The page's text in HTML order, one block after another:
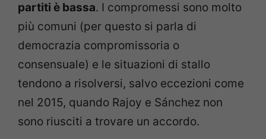
partiti è bassa. I compromessi sono molto
più comuni (per questo si parla di
democrazia compromissoria o
consensuale) e le situazioni di stallo
tendono a risolversi, salvo eccezioni come
nel 2015, quando Rajoy e Sánchez non
sono riusciti a trovare un accordo.